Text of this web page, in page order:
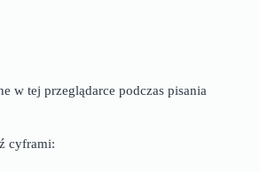
w tej przeglądarce podczas pisania
cyframi: